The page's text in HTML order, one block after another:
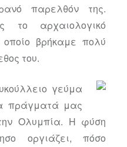
παρελθόν της.
το αρχαιολογικό
βρήκαμε πολύ
του.
γεύμα
πράγματά μας
Ολυμπία. Η φύση
οργιάζει, πόσο